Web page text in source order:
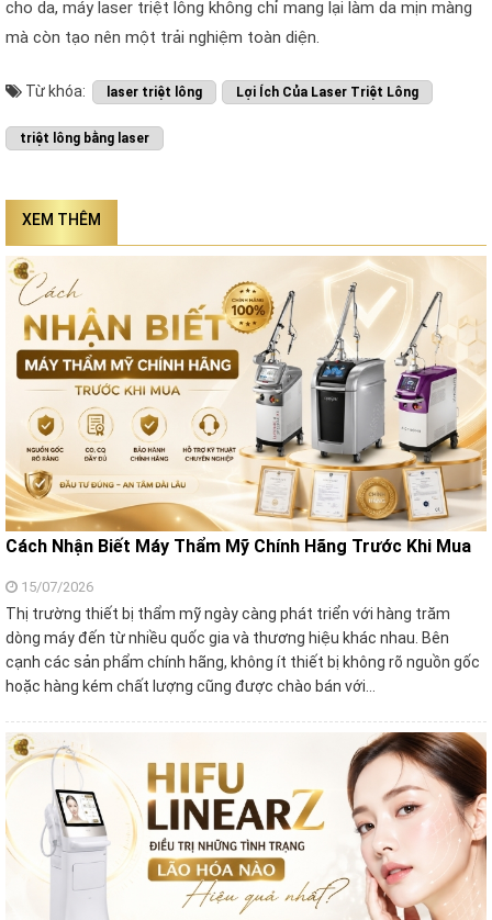
cho da, máy laser triệt lông không chỉ mang lại làm da mịn màng
mà còn tạo nên một trải nghiệm toàn diện.
Từ khóa: laser triệt lông Lợi Ích Của Laser Triệt Lông
triệt lông bằng laser
XEM THÊM
Cách Nhận Biết Máy Thẩm Mỹ Chính Hãng Trước Khi Mua
15/07/2026
Thị trường thiết bị thẩm mỹ ngày càng phát triển với hàng trăm
dòng máy đến từ nhiều quốc gia và thương hiệu khác nhau. Bên
cạnh các sản phẩm chính hãng, không ít thiết bị không rõ nguồn gốc
hoặc hàng kém chất lượng cũng được chào bán với…